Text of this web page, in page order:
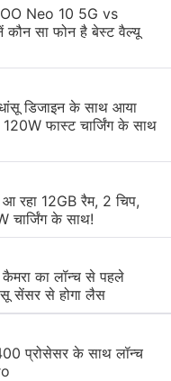
Price
रैम, 256 जीबी
(लगभग Rs.
रैम और 1TB स्टोरेज के
(लगभग Rs. 50,000)
12 जीबी रैम, 256 जीबी
2399 (लगभग Rs.
रैम, 1TB स्टोरेज के साथ
Rs. 42,000) है।
और Chi Guang
मेंखरीदके लिए उपलब्ध हैं।
Neo 10 5G vs
सा फोन है बेस्ट वैल्यू
डिजाइन के साथ आया
फास्ट चार्जिंग के साथ
रहा 12GB रैम, 2 चिप,
चार्जिंग के साथ!
का लॉन्च से पहले
सेंसर से होगा लैस
प्रोसेसर के साथ लॉन्‍च